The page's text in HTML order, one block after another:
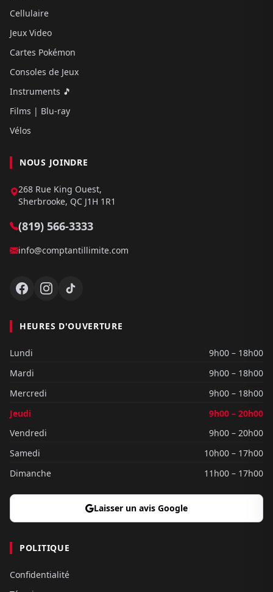
Cellulaire
Jeux Video
Cartes Pokémon
Consoles de Jeux
Instruments 🎵
Films | Blu-ray
Vélos
NOUS JOINDRE
268 Rue King Ouest,
Sherbrooke, QC J1H 1R1
(819) 566-3333
info@comptantillimite.com
HEURES D'OUVERTURE
Lundi
9h00 – 18h00
Mardi
9h00 – 18h00
Mercredi
9h00 – 18h00
Jeudi
9h00 – 20h00
Vendredi
9h00 – 20h00
Samedi
10h00 – 17h00
Dimanche
11h00 – 17h00
Laisser un avis Google
POLITIQUE
Confidentialité